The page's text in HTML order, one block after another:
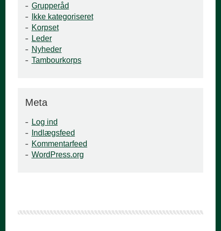
Grupperåd
Ikke kategoriseret
Korpset
Leder
Nyheder
Tambourkorps
Meta
Log ind
Indlægsfeed
Kommentarfeed
WordPress.org